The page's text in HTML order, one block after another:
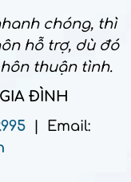
chóng, thì
hỗ trợ, dù đó
thuận tình.
ĐÌNH
| Email: